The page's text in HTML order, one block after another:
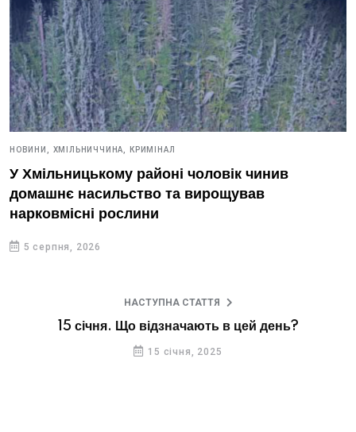
НОВИНИ, ХМІЛЬНИЧЧИНА, КРИМІНАЛ
У Хмільницькому районі чоловік чинив
домашнє насильство та вирощував
нарковмісні рослини
5 серпня, 2026
НАСТУПНА СТАТТЯ
15 січня. Що відзначають в цей день?
15 січня, 2025